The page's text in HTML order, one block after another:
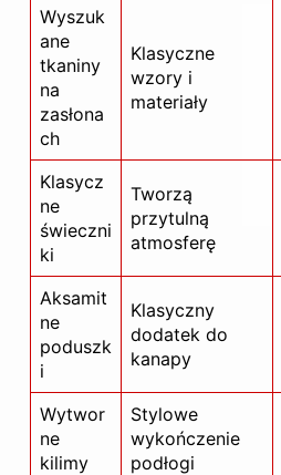
Wyszuk
ane
tkaniny
na
zasłona
ch
Klasyczne
wzory i
materiały
Klasycz
ne
świeczni
ki
Tworzą
przytulną
atmosferę
Aksamit
ne
poduszk
i
Klasyczny
dodatek do
kanapy
Wytwor
ne
kilimy
Stylowe
wykończenie
podłogi